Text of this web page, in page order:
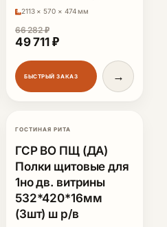
2113 × 570 × 474 мм
66 282₽
Первоначальная цена
49 711 ₽Текущая цена: 49
БЫСТРЫЙ ЗАКАЗ →
ГОСТИНАЯ РИТА
ГСР ВО ПЩ (ДА)
Полки щитовые для
1но дв. витрины
532*420*16мм
(3шт) ш р/в